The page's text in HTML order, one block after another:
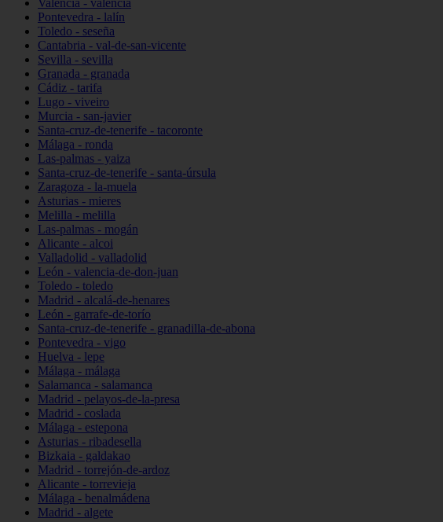
Valencia - valencia
Pontevedra - lalín
Toledo - seseña
Cantabria - val-de-san-vicente
Sevilla - sevilla
Granada - granada
Cádiz - tarifa
Lugo - viveiro
Murcia - san-javier
Santa-cruz-de-tenerife - tacoronte
Málaga - ronda
Las-palmas - yaiza
Santa-cruz-de-tenerife - santa-úrsula
Zaragoza - la-muela
Asturias - mieres
Melilla - melilla
Las-palmas - mogán
Alicante - alcoi
Valladolid - valladolid
León - valencia-de-don-juan
Toledo - toledo
Madrid - alcalá-de-henares
León - garrafe-de-torío
Santa-cruz-de-tenerife - granadilla-de-abona
Pontevedra - vigo
Huelva - lepe
Málaga - málaga
Salamanca - salamanca
Madrid - pelayos-de-la-presa
Madrid - coslada
Málaga - estepona
Asturias - ribadesella
Bizkaia - galdakao
Madrid - torrejón-de-ardoz
Alicante - torrevieja
Málaga - benalmádena
Madrid - algete